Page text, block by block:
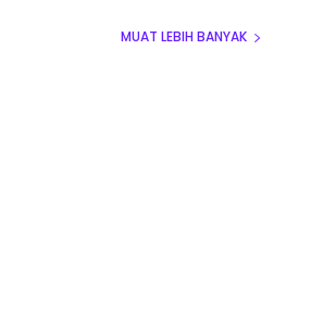
MUAT LEBIH BANYAK